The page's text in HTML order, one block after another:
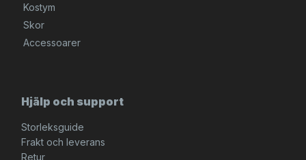
Kostym
Skor
Accessoarer
Hjälp och support
Storleksguide
Frakt och leverans
Retur